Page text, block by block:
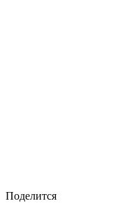
Поделится